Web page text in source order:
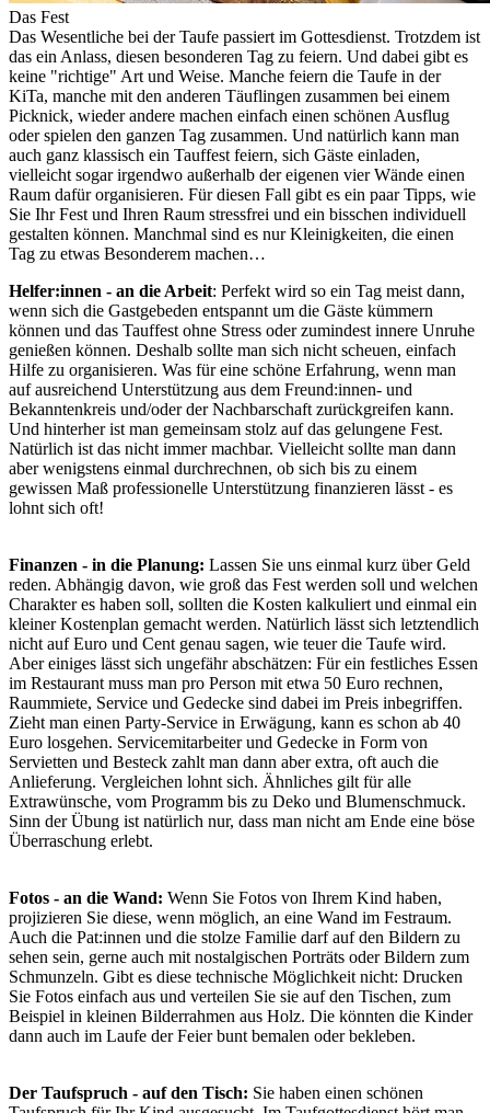
Das Fest
Das Wesentliche bei der Taufe passiert im Gottesdienst. Trotzdem ist
das ein Anlass, diesen besonderen Tag zu feiern. Und dabei gibt es
keine "richtige" Art und Weise. Manche feiern die Taufe in der
KiTa, manche mit den anderen Täuflingen zusammen bei einem
Picknick, wieder andere machen einfach einen schönen Ausflug
oder spielen den ganzen Tag zusammen. Und natürlich kann man
auch ganz klassisch ein Tauffest feiern, sich Gäste einladen,
vielleicht sogar irgendwo außerhalb der eigenen vier Wände einen
Raum dafür organisieren. Für diesen Fall gibt es ein paar Tipps, wie
Sie Ihr Fest und Ihren Raum stressfrei und ein bisschen individuell
gestalten können. Manchmal sind es nur Kleinigkeiten, die einen
Tag zu etwas Besonderem machen…
Helfer:innen - an die Arbeit: Perfekt wird so ein Tag meist dann,
wenn sich die Gastgebeden entspannt um die Gäste kümmern
können und das Tauffest ohne Stress oder zumindest innere Unruhe
genießen können. Deshalb sollte man sich nicht scheuen, einfach
Hilfe zu organisieren. Was für eine schöne Erfahrung, wenn man
auf ausreichend Unterstützung aus dem Freund:innen- und
Bekanntenkreis und/oder der Nachbarschaft zurückgreifen kann.
Und hinterher ist man gemeinsam stolz auf das gelungene Fest.
Natürlich ist das nicht immer machbar. Vielleicht sollte man dann
aber wenigstens einmal durchrechnen, ob sich bis zu einem
gewissen Maß professionelle Unterstützung finanzieren lässt - es
lohnt sich oft!
Finanzen - in die Planung: Lassen Sie uns einmal kurz über Geld
reden. Abhängig davon, wie groß das Fest werden soll und welchen
Charakter es haben soll, sollten die Kosten kalkuliert und einmal ein
kleiner Kostenplan gemacht werden. Natürlich lässt sich letztendlich
nicht auf Euro und Cent genau sagen, wie teuer die Taufe wird.
Aber einiges lässt sich ungefähr abschätzen: Für ein festliches Essen
im Restaurant muss man pro Person mit etwa 50 Euro rechnen,
Raummiete, Service und Gedecke sind dabei im Preis inbegriffen.
Zieht man einen Party-Service in Erwägung, kann es schon ab 40
Euro losgehen. Servicemitarbeiter und Gedecke in Form von
Servietten und Besteck zahlt man dann aber extra, oft auch die
Anlieferung. Vergleichen lohnt sich. Ähnliches gilt für alle
Extrawünsche, vom Programm bis zu Deko und Blumenschmuck.
Sinn der Übung ist natürlich nur, dass man nicht am Ende eine böse
Überraschung erlebt.
Fotos - an die Wand: Wenn Sie Fotos von Ihrem Kind haben,
projizieren Sie diese, wenn möglich, an eine Wand im Festraum.
Auch die Pat:innen und die stolze Familie darf auf den Bildern zu
sehen sein, gerne auch mit nostalgischen Porträts oder Bildern zum
Schmunzeln. Gibt es diese technische Möglichkeit nicht: Drucken
Sie Fotos einfach aus und verteilen Sie sie auf den Tischen, zum
Beispiel in kleinen Bilderrahmen aus Holz. Die könnten die Kinder
dann auch im Laufe der Feier bunt bemalen oder bekleben.
Der Taufspruch - auf den Tisch: Sie haben einen schönen